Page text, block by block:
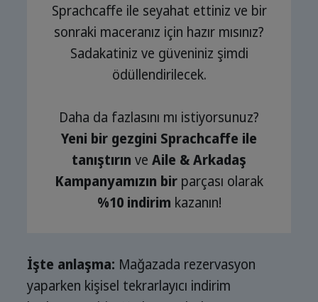
Sprachcaffe ile seyahat ettiniz ve bir
sonraki maceranız için hazır mısınız?
Sadakatiniz ve güveniniz şimdi
ödüllendirilecek.
Daha da fazlasını mı istiyorsunuz?
Yeni bir gezgini Sprachcaffe ile
tanıştırın ve Aile & Arkadaş
Kampanyamızın birparçası olarak
%10 indirim kazanın!
İşte anlaşma: Mağazada rezervasyon
yaparken kişisel tekrarlayıcı indirim